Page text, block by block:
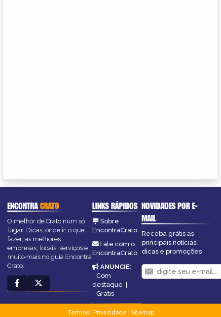
ENCONTRACRATO
O melhor de Crato num só
lugar! Dicas, onde ir, o que
fazer, as melhores
empresas, locais, serviços e
muito mais no guia Encontra
Crato.
LINKS RÁPIDOS
Sobre
EncontraCrato
Fale com o
EncontraCrato
ANUNCIE:
Com
destaque
Grátis
NOVIDADES POR E-
MAIL
Receba grátis as
principais notícias,
dicas e promoções
Termos| Privacidade
Sitemap